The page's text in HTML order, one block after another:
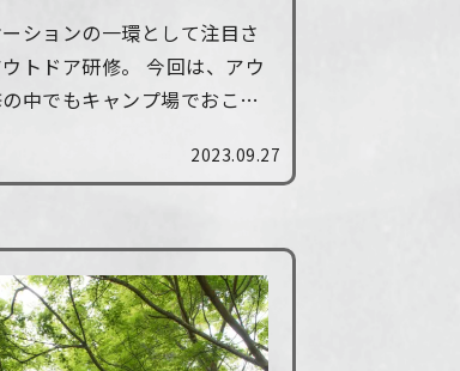
ションの一環として注目さ
トドア研修。 今回は、アウ
中でもキャンプ場でおこな
際の目的から注意事項までを
2023.09.27